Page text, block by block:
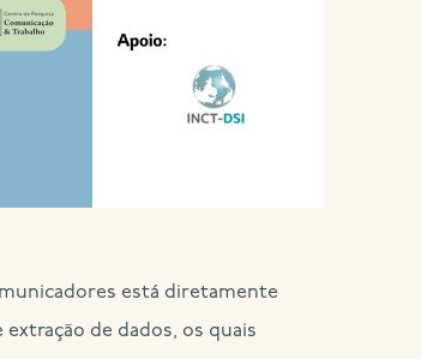
está diretamente
de dados, os quais